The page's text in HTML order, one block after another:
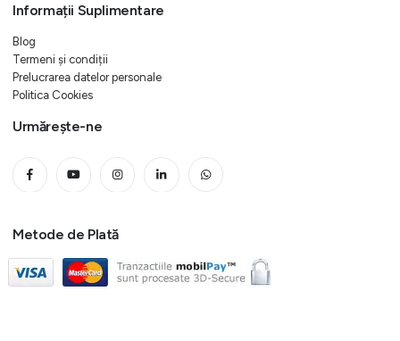
Informații Suplimentare
Blog
Termeni și condiții
Prelucrarea datelor personale
Politica Cookies
Urmărește-ne
Metode de Plată